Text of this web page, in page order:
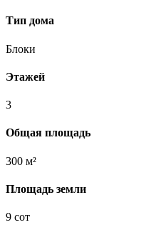
Тип дома
Блоки
Этажей
3
Общая площадь
300 м²
Площадь земли
9 сот